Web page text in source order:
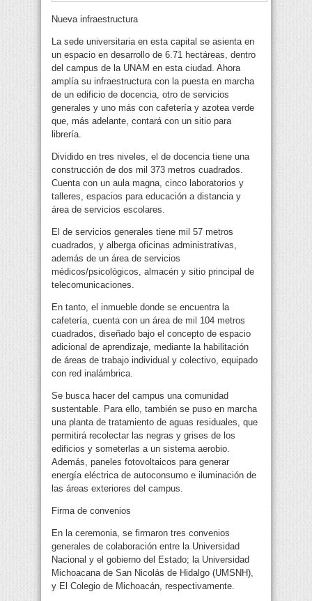
Nueva infraestructura
La sede universitaria en esta capital se asienta en
un espacio en desarrollo de 6.71 hectáreas, dentro
del campus de la UNAM en esta ciudad. Ahora
amplía su infraestructura con la puesta en marcha
de un edificio de docencia, otro de servicios
generales y uno más con cafetería y azotea verde
que, más adelante, contará con un sitio para
librería.
Dividido en tres niveles, el de docencia tiene una
construcción de dos mil 373 metros cuadrados.
Cuenta con un aula magna, cinco laboratorios y
talleres, espacios para educación a distancia y
área de servicios escolares.
El de servicios generales tiene mil 57 metros
cuadrados, y alberga oficinas administrativas,
además de un área de servicios
médicos/psicológicos, almacén y sitio principal de
telecomunicaciones.
En tanto, el inmueble donde se encuentra la
cafetería, cuenta con un área de mil 104 metros
cuadrados, diseñado bajo el concepto de espacio
adicional de aprendizaje, mediante la habilitación
de áreas de trabajo individual y colectivo, equipado
con red inalámbrica.
Se busca hacer del campus una comunidad
sustentable. Para ello, también se puso en marcha
una planta de tratamiento de aguas residuales, que
permitirá recolectar las negras y grises de los
edificios y someterlas a un sistema aerobio.
Además, paneles fotovoltaicos para generar
energía eléctrica de autoconsumo e iluminación de
las áreas exteriores del campus.
Firma de convenios
En la ceremonia, se firmaron tres convenios
generales de colaboración entre la Universidad
Nacional y el gobierno del Estado; la Universidad
Michoacana de San Nicolás de Hidalgo (UMSNH),
y El Colegio de Michoacán, respectivamente.